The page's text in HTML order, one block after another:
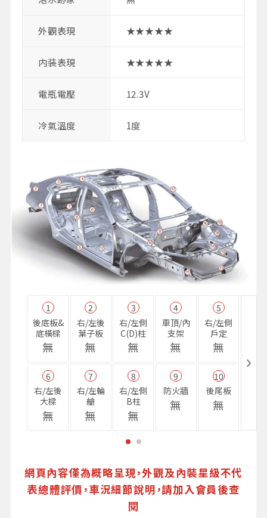
外觀表現 ★★★★★
内装表現 ★★★★★
電瓶電壓 12.3V
冷氣溫度 1度
1
後底板&
底橫樑
無
2
右/左後
葉子板
無
3
右/左側
C(D)柱
無
4
車頂/內
支架
無
5
右/左側
戶定
無
6
右/左後
大樑
無
7
右/左輪
艙
無
8
右/左側
B柱
無
9
防火牆
無
10
後尾板
無
網頁內容僅為概略呈現，外觀及內裝星級不代
表總體評價，車況細節說明，請加入會員後查
閱